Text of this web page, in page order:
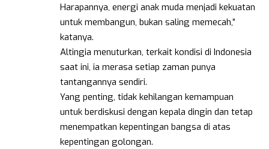
Harapannya, energi anak muda menjadi kekuatan
untuk membangun, bukan saling memecah,”
katanya.
Altingia menuturkan, terkait kondisi di Indonesia
saat ini, ia merasa setiap zaman punya
tantangannya sendiri.
Yang penting, tidak kehilangan kemampuan
untuk berdiskusi dengan kepala dingin dan tetap
menempatkan kepentingan bangsa di atas
kepentingan golongan.